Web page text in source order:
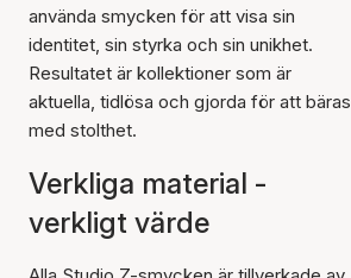
använda smycken för att visa sin
identitet, sin styrka och sin unikhet.
Resultatet är kollektioner som är
aktuella, tidlösa och gjorda för att bäras
med stolthet.
Verkliga material -
verkligt värde